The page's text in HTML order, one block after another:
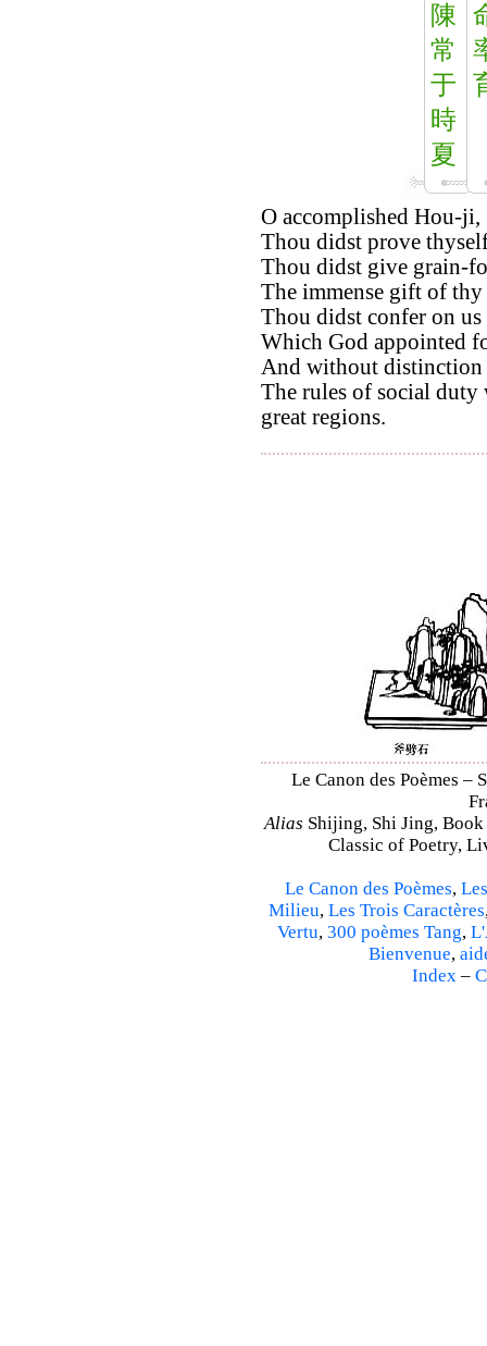
陳
常
于
時
夏
O accomplished Hou-ji,
Thou didst prove
Thou didst give grain-
The immense gift of thy
Thou didst confer on us
Which God appointed
And without
The rules of social duty
great regions.
Le Canon des Poèmes –
Alias Shijing, Shi Jing,
Classic of Poetry,
Le Canon des Poèmes,
Milieu, Les Trois Caractères
Vertu, 300 poèmes Tang,
Bienvenue,
Index–